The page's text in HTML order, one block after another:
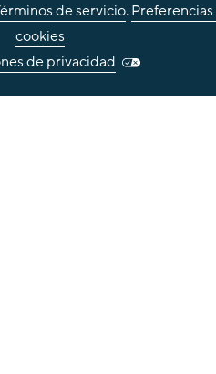
de servicio.
cookies
de privacidad